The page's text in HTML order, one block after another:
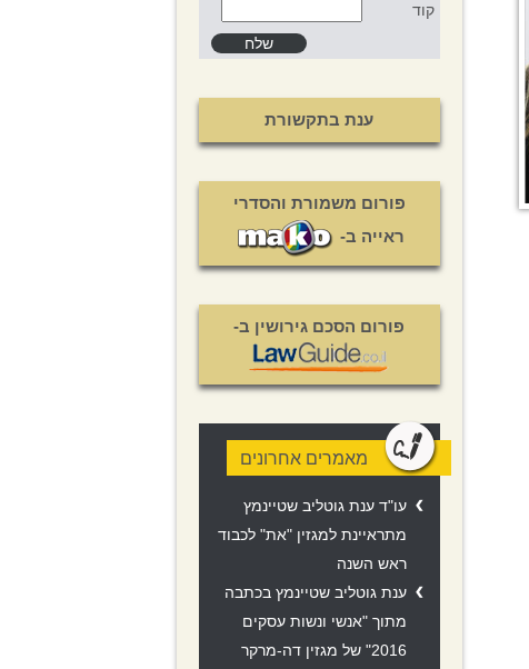
קוד
ענת בתקשורת
פורום משמורת והסדרי
ראייה ב-
פורום הסכם גירושין ב-
מאמרים אחרונים
עו"ד ענת גוטליב שטיינמץ
מתראיינת למגזין "את" לכבוד
ראש השנה
ענת גוטליב שטיינמץ בכתבה
מתוך "אנשי ונשות עסקים
2016" של מגזין דה-מרקר